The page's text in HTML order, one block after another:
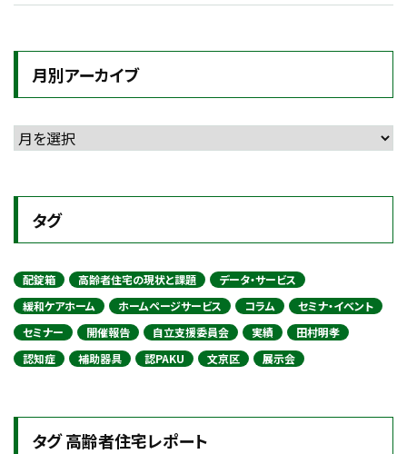
月別アーカイブ
タグ
配錠箱 高齢者住宅の現状と課題
データ・サービス
緩和ケアホーム
ホームページサービス コラム
セミナ・イベント
セミナー
開催報告 自立支援委員会 実績
田村明孝
認知症
補助器具 認PAKU 文京区 展示会
タグ 高齢者住宅レポート